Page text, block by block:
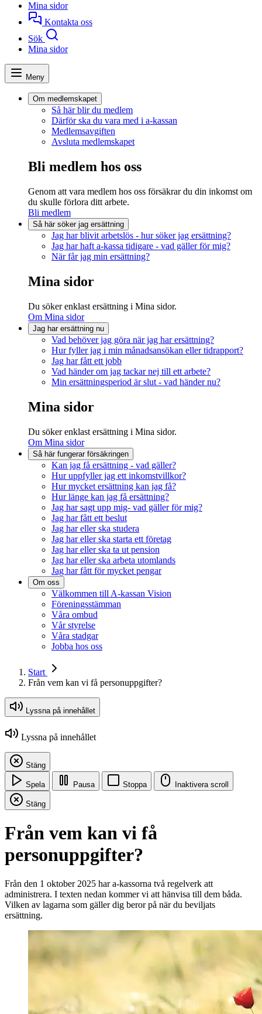
Mina sidor
Kontakta oss
Sök
Mina sidor
Meny
Om medlemskapet
Så här blir du medlem
Därför ska du vara med i a-kassan
Medlemsavgiften
Avsluta medlemskapet
Bli medlem hos oss
Genom att vara medlem hos oss försäkrar du din inkomst om
du skulle förlora ditt arbete.
Bli medlem
Så här söker jag ersättning
Jag har blivit arbetslös - hur söker jag ersättning?
Jag har haft a-kassa tidigare - vad gäller för mig?
När får jag min ersättning?
Mina sidor
Du söker enklast ersättning i Mina sidor.
Om Mina sidor
Jag har ersättning nu
Vad behöver jag göra när jag har ersättning?
Hur fyller jag i min månadsansökan eller tidrapport?
Jag har fått ett jobb
Vad händer om jag tackar nej till ett arbete?
Min ersättningsperiod är slut - vad händer nu?
Mina sidor
Du söker enklast ersättning i Mina sidor.
Om Mina sidor
Så här fungerar försäkringen
Kan jag få ersättning - vad gäller?
Hur uppfyller jag ett inkomstvillkor?
Hur mycket ersättning kan jag få?
Hur länge kan jag få ersättning?
Jag har sagt upp mig- vad gäller för mig?
Jag har fått ett beslut
Jag har eller ska studera
Jag har eller ska starta ett företag
Jag har eller ska ta ut pension
Jag har eller ska arbeta utomlands
Jag har fått för mycket pengar
Om oss
Välkommen till A-kassan Vision
Föreningsstämman
Våra ombud
Vår styrelse
Våra stadgar
Jobba hos oss
Start
Från vem kan vi få personuppgifter?
Lyssna på innehållet
Lyssna på innehållet
Stäng
Spela Pausa Stoppa Inaktivera scroll
Stäng
Från vem kan vi få
personuppgifter?
Från den 1 oktober 2025 har a-kassorna två regelverk att
administrera. I texten nedan kommer vi att hänvisa till dem båda.
Vilken av lagarna som gäller dig beror på när du beviljats
ersättning.